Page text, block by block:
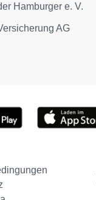
Hamburger e. V.
AG